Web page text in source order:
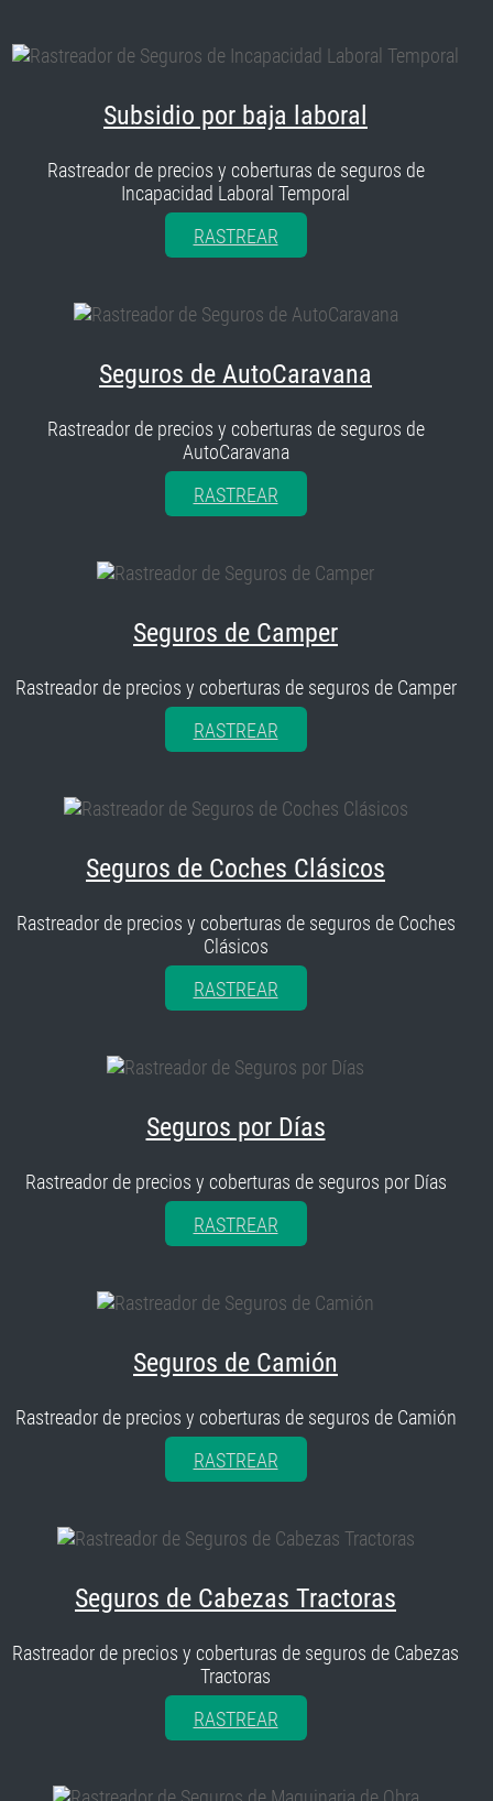
Subsidio por baja laboral
Rastreador de precios y coberturas de seguros de
Incapacidad Laboral Temporal
RASTREAR
Seguros de AutoCaravana
Rastreador de precios y coberturas de seguros de
AutoCaravana
RASTREAR
Seguros de Camper
Rastreador de precios y coberturas de seguros de Camper
RASTREAR
Seguros de Coches Clásicos
Rastreador de precios y coberturas de seguros de Coches
Clásicos
RASTREAR
Seguros por Días
Rastreador de precios y coberturas de seguros por Días
RASTREAR
Seguros de Camión
Rastreador de precios y coberturas de seguros de Camión
RASTREAR
Seguros de Cabezas Tractoras
Rastreador de precios y coberturas de seguros de Cabezas
Tractoras
RASTREAR